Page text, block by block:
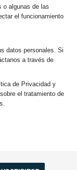
o algunas de las
el funcionamiento
datos personales. Si
a través de
de Privacidad y
el tratamiento de